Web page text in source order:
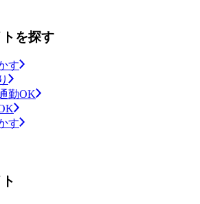
を探す
す
勤OK
す